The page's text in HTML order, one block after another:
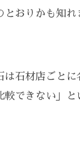
おりかも知れ
石材店ごとに
較できない」